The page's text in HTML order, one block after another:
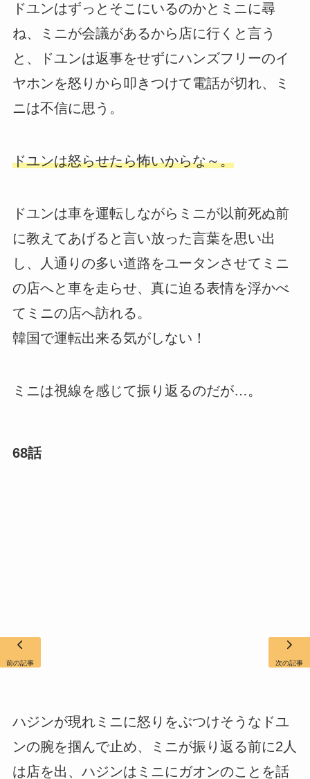
ドユンはずっとそこにいるのかとミニに尋
ね、ミニが会議があるから店に行くと言う
と、ドユンは返事をせずにハンズフリーのイ
ヤホンを怒りから叩きつけて電話が切れ、ミ
ニは不信に思う。
ドユンは怒らせたら怖いからな～。
ドユンは車を運転しながらミニが以前死ぬ前
に教えてあげると言い放った言葉を思い出
し、人通りの多い道路をユータンさせてミニ
の店へと車を走らせ、真に迫る表情を浮かべ
てミニの店へ訪れる。
韓国で運転出来る気がしない！
ミニは視線を感じて振り返るのだが…。
68話
ハジンが現れミニに怒りをぶつけそうなドユ
ンの腕を掴んで止め、ミニが振り返る前に2人
は店を出、ハジンはミニにガオンのことを話
前の記事 次の記事